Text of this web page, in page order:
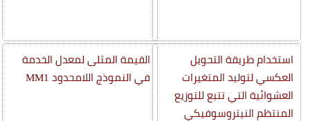
استخدام طريقة التحويل
العكسي لتوليد المتغيرات
العشوائية التي تتبع للتوزيع
المنتظم النيتروسوفيكي
القيمة المثلى لمعدل الخدمة
في النموذج اللامحدود MM1